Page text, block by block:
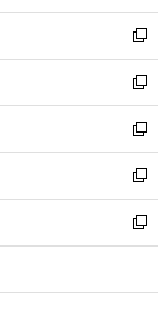
開
く
ウ
で
開
く
ン
ド
ウ
で
開
く
ウ
ィ
ン
ド
ウ
で
開
く
新
し
い
ウ
ィ
ン
ド
ウ
で
開
新
し
い
ウ
ィ
ン
ド
ウ
開
新
し
い
ウ
ィ
ン
ウ
新
し
い
ウ
ン
新
し
ウ